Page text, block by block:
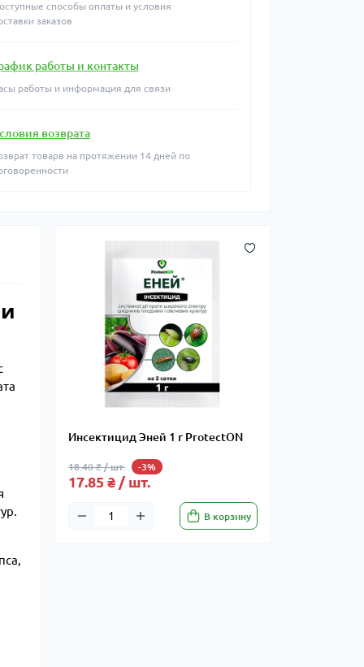
способы оплаты и условия
заказов
работы и контакты
работы и информация для связи
возврата
товарв на протяжении 14 дней по
Инсектицид Эней 1 г ProtectON
18.40 ₴ / шт. -3%
17.85 ₴ / шт.
В корзину